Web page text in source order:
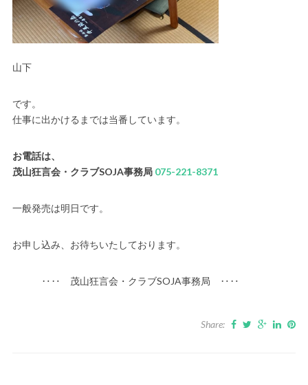
山下
です。
仕事に出かけるまでは当番しています。
お電話は、
茂山狂言会・クラブSOJA事務局 075-221-8371
一般発売は明日です。
お申し込み、お待ちいたしております。
‥‥ 茂山狂言会・クラブSOJA事務局 ‥‥
Share: